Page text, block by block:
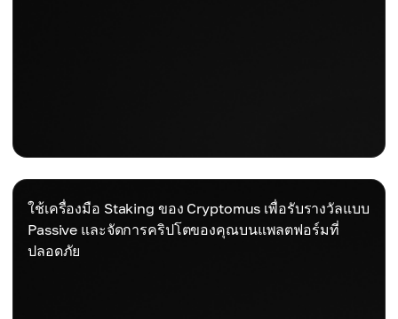
ใช้เครื่องมือ Staking ของ Cryptomus เพื่อรับรางวัลแบบ
Passive และจัดการคริปโตของคุณบนแพลตฟอร์มที่
ปลอดภัย